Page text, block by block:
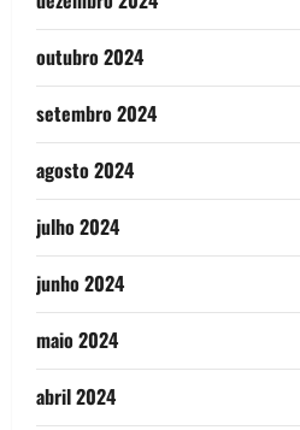
outubro 2024
setembro 2024
agosto 2024
julho 2024
junho 2024
maio 2024
abril 2024